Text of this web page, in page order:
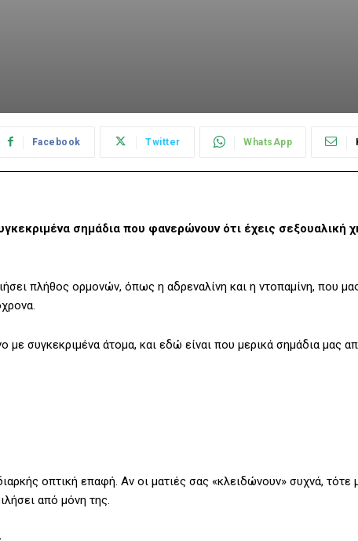
Facebook Twitter WhatsApp
σημάδια που φανερώνουν ότι έχεις σεξουαλική
πλήθος ορμονών, όπως η αδρεναλίνη και η ντοπαμίνη, που
με συγκεκριμένα άτομα, και εδώ είναι που μερικά σημάδια μας
οπτική επαφή. Αν οι ματιές σας «κλειδώνουν» συχνά, τότε
από μόνη της.